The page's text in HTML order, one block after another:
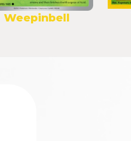
Weepinbell